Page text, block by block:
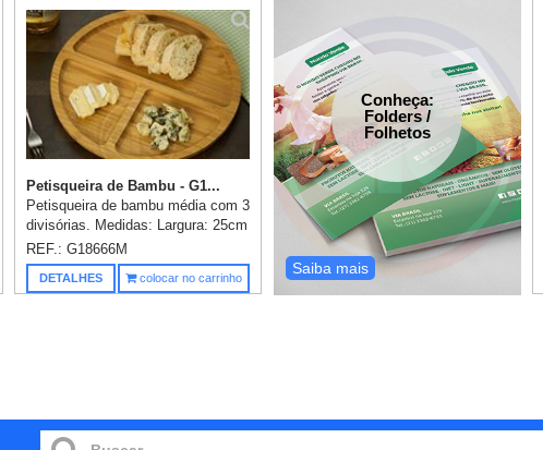
Petisqueira de Bambu - G1...
Petisqueira de bambu média com 3
divisórias. Medidas: Largura: 25cm
x Espessura: 1,6cm x
Comprimento: 25cm.
Personalização inclusa.
REF.: G18666M
DETALHES colocar no carrinho
Conheça:
Folders /
Folhetos
Saiba mais